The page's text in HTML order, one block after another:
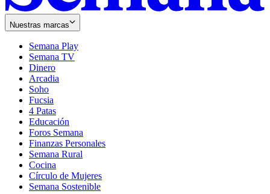
Nuestras marcas
Semana Play
Semana TV
Dinero
Arcadia
Soho
in
new
window
Fucsia
in
new
window
4 Patas
Educación
Foros Semana
Finanzas Personales
Semana Rural
Cocina
Círculo de Mujeres
Semana Sostenible